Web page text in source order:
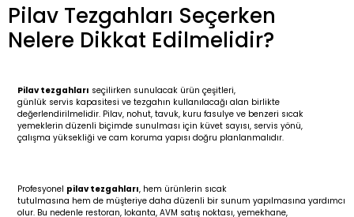
Pilav Tezgahları Seçerken
Nelere Dikkat Edilmelidir?
Pilav tezgahları seçilirken sunulacak ürün çeşitleri,
günlük servis kapasitesi ve tezgahın kullanılacağı alan birlikte
değerlendirilmelidir. Pilav, nohut, tavuk, kuru fasulye ve benzeri sıcak
yemeklerin düzenli biçimde sunulması için küvet sayısı, servis yönü,
çalışma yüksekliği ve cam koruma yapısı doğru planlanmalıdır.
Profesyonel pilav tezgahları, hem ürünlerin sıcak
tutulmasına hem de müşteriye daha düzenli bir sunum yapılmasına yardımcı
olur. Bu nedenle restoran, lokanta, AVM satış noktası, yemekhane,